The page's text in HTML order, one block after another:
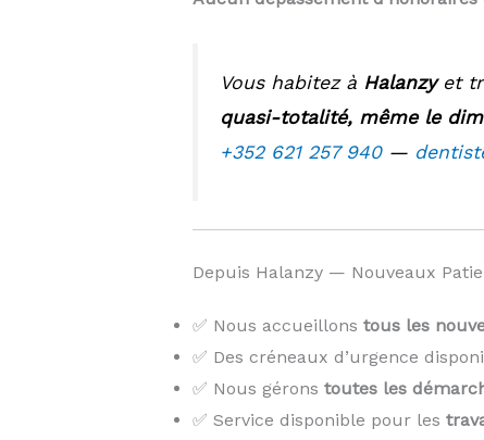
Vous habitez à Halanzyet
quasi-totalité, même le
+352 621 257 940—
Depuis Halanzy — Nouveaux
✅ Nous accueillons tous les
✅ Des créneaux d’urgence
✅ Nous gérons toutes les
✅ Service disponible pour les